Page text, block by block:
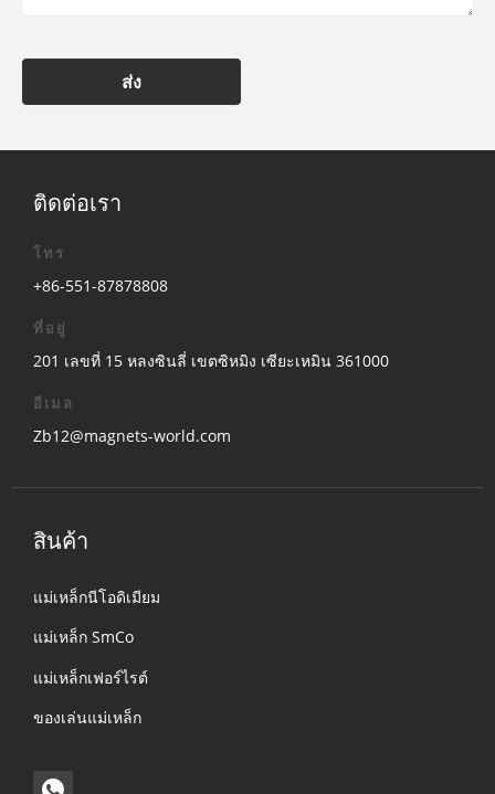
ส่ง
ติดต่อเรา
โทร
+86-551-87878808
ที่อยู่
201 เลขที่ 15 หลงซินลี่ เขตซิหมิง เซียะเหมิน 361000
อีเมล
Zb12@magnets-world.com
สินค้า
แม่เหล็กนีโอดิเมียม
แม่เหล็ก SmCo
แม่เหล็กเฟอร์ไรต์
ของเล่นแม่เหล็ก